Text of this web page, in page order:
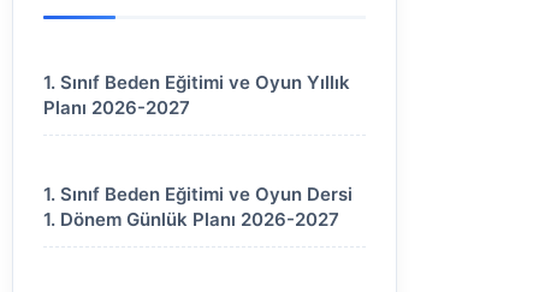
1. Sınıf Beden Eğitimi ve Oyun Yıllık
Planı 2026-2027
1. Sınıf Beden Eğitimi ve Oyun Dersi
1. Dönem Günlük Planı 2026-2027